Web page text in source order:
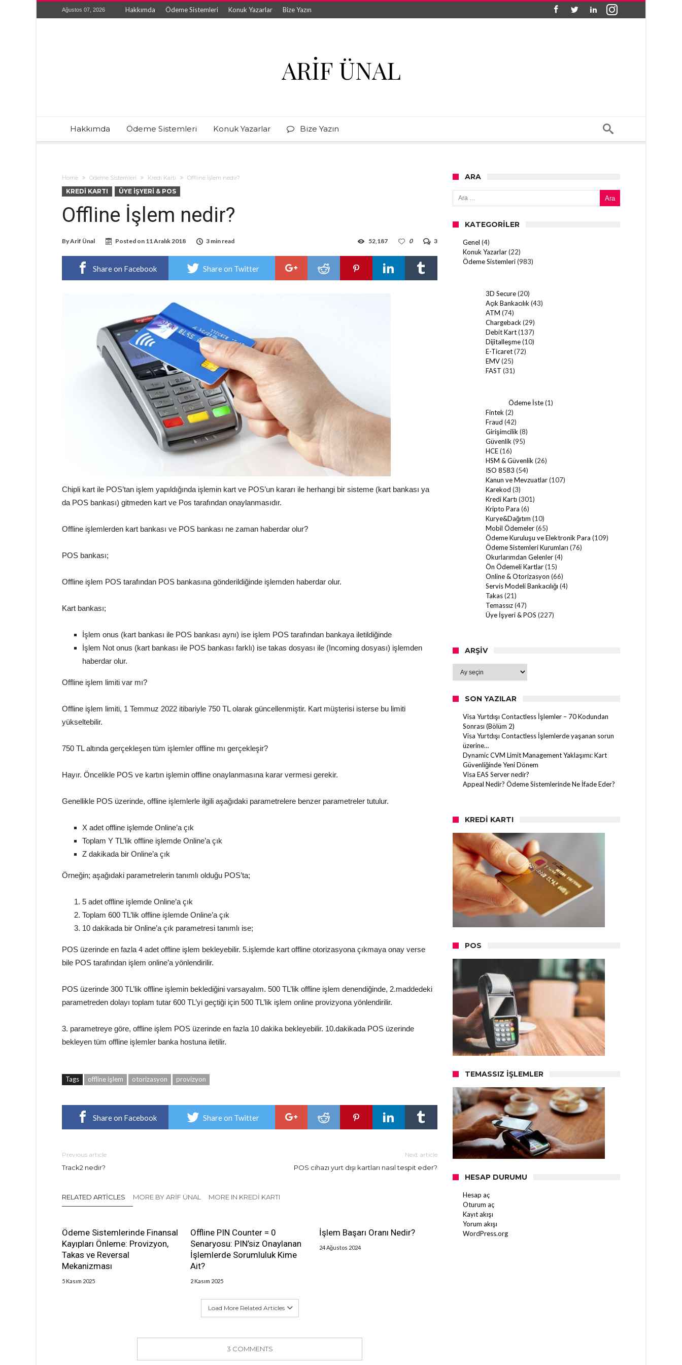
Ağustos 07, 2026 Hakkımda Ödeme Sistemleri Konuk Yazarlar Bize Yazın
ARIF ÜNAL
Hakkımda Ödeme Sistemleri Konuk Yazarlar Bize Yazın
Home Ödeme Sistemleri Kredi Kartı Offline İşlem nedir?
KREDI KARTI ÜYE İŞYERI & POS
Offline İşlem nedir?
ByArif Ünal Posted on 11 Aralık 2018 3 min read 3
0
52,187
Share on Facebook Share on Twitter
Chipli kart ile POS’tan işlem yapıldığında işlemin kart ve POS’un kararı ile herhangi bir sisteme (kart bankası ya
da POS bankası) gitmeden kart ve Pos tarafından onaylanmasıdır.
Offline işlemlerden kart bankası ve POS bankası ne zaman haberdar olur?
POS bankası;
Offline işlem POS tarafından POS bankasına gönderildiğinde işlemden haberdar olur.
Kart bankası;
İşlem onus (kart bankası ile POS bankası aynı) ise işlem POS tarafından bankaya iletildiğinde
İşlem Not onus (kart bankası ile POS bankası farklı) ise takas dosyası ile (Incoming dosyası) işlemden
haberdar olur.
Offline işlem limiti var mı?
Offline işlem limiti, 1 Temmuz 2022 itibariyle 750 TL olarak güncellenmiştir. Kart müşterisi isterse bu limiti
yükseltebilir.
750 TL altında gerçekleşen tüm işlemler offline mı gerçekleşir?
Hayır. Öncelikle POS ve kartın işlemin offline onaylanmasına karar vermesi gerekir.
Genellikle POS üzerinde, offline işlemlerle ilgili aşağıdaki parametrelere benzer parametreler tutulur.
X adet offline işlemde Online’a çık
Toplam Y TL’lik offline işlemde Online’a çık
Z dakikada bir Online’a çık
Örneğin; aşağıdaki parametrelerin tanımlı olduğu POS’ta;
5 adet offline işlemde Online’a çık
Toplam 600 TL’lik offline işlemde Online’a çık
10 dakikada bir Online’a çık parametresi tanımlı ise;
POS üzerinde en fazla 4 adet offline işlem bekleyebilir. 5.işlemde kart offline otorizasyona çıkmaya onay verse
bile POS tarafından işlem online’a yönlendirilir.
POS üzerinde 300 TL’lik offline işlemin beklediğini varsayalım. 500 TL’lik offline işlem denendiğinde, 2.maddedeki
parametreden dolayı toplam tutar 600 TL’yi geçtiği için 500 TL’lik işlem online provizyona yönlendirilir.
3. parametreye göre, offline işlem POS üzerinde en fazla 10 dakika bekleyebilir. 10.dakikada POS üzerinde
bekleyen tüm offline işlemler banka hostuna iletilir.
Tags offline işlem otorizasyon provizyon
Share on Facebook Share on Twitter
Previous article
Track2 nedir?
Next article
POS cihazı yurt dışı kartları nasıl tespit eder?
RELATED ARTICLES MORE BY ARIF ÜNAL MORE IN KREDI KARTI
Ödeme Sistemlerinde Finansal
Kayıpları Önleme: Provizyon,
Takas ve Reversal
Mekanizması
5 Kasım 2025
Offline PIN Counter = 0
Senaryosu: PIN’siz Onaylanan
İşlemlerde Sorumluluk Kime
Ait?
2 Kasım 2025
İşlem Başarı Oranı Nedir?
24 Ağustos 2024
Load More Related Articles
3 COMMENTS
ARA
Arama:
KATEGORILER
Genel (4)
Konuk Yazarlar(22)
Ödeme Sistemleri(983)
3D Secure(20)
Açık Bankacılık (43)
ATM (74)
Chargeback (29)
Debit Kart(137)
Dijitalleşme(10)
E-Ticaret(72)
EMV(25)
FAST (31)
Ödeme İste(1)
Fintek (2)
Fraud (42)
Girişimcilik (8)
Güvenlik (95)
HCE(16)
HSM & Güvenlik (26)
ISO 8583 (54)
Kanun ve Mevzuatlar(107)
Karekod (3)
Kredi Kartı (301)
Kripto Para (6)
Kurye&Dağıtım (10)
Mobil Ödemeler(65)
Ödeme Kuruluşu ve Elektronik Para (109)
Ödeme Sistemleri Kurumları (76)
Okurlarımdan Gelenler(4)
Ön Ödemeli Kartlar(15)
Online & Otorizasyon (66)
Servis Modeli Bankacılığı (4)
Takas(21)
Temassız(47)
Üye İşyeri & POS (227)
ARŞIV
SON YAZILAR
Visa Yurtdışı Contactless İşlemler – 70 Kodundan
Sonrası (Bölüm 2)
Visa Yurtdışı Contactless İşlemlerde yaşanan sorun
üzerine…
Dynamic CVM Limit Management Yaklaşımı: Kart
Güvenliğinde Yeni Dönem
Visa EAS Server nedir?
Appeal Nedir? Ödeme Sistemlerinde Ne İfade Eder?
KREDI KARTI
POS
TEMASSIZ İŞLEMLER
HESAP DURUMU
Hesap aç
Oturum aç
Kayıt akışı
Yorum akışı
WordPress.org